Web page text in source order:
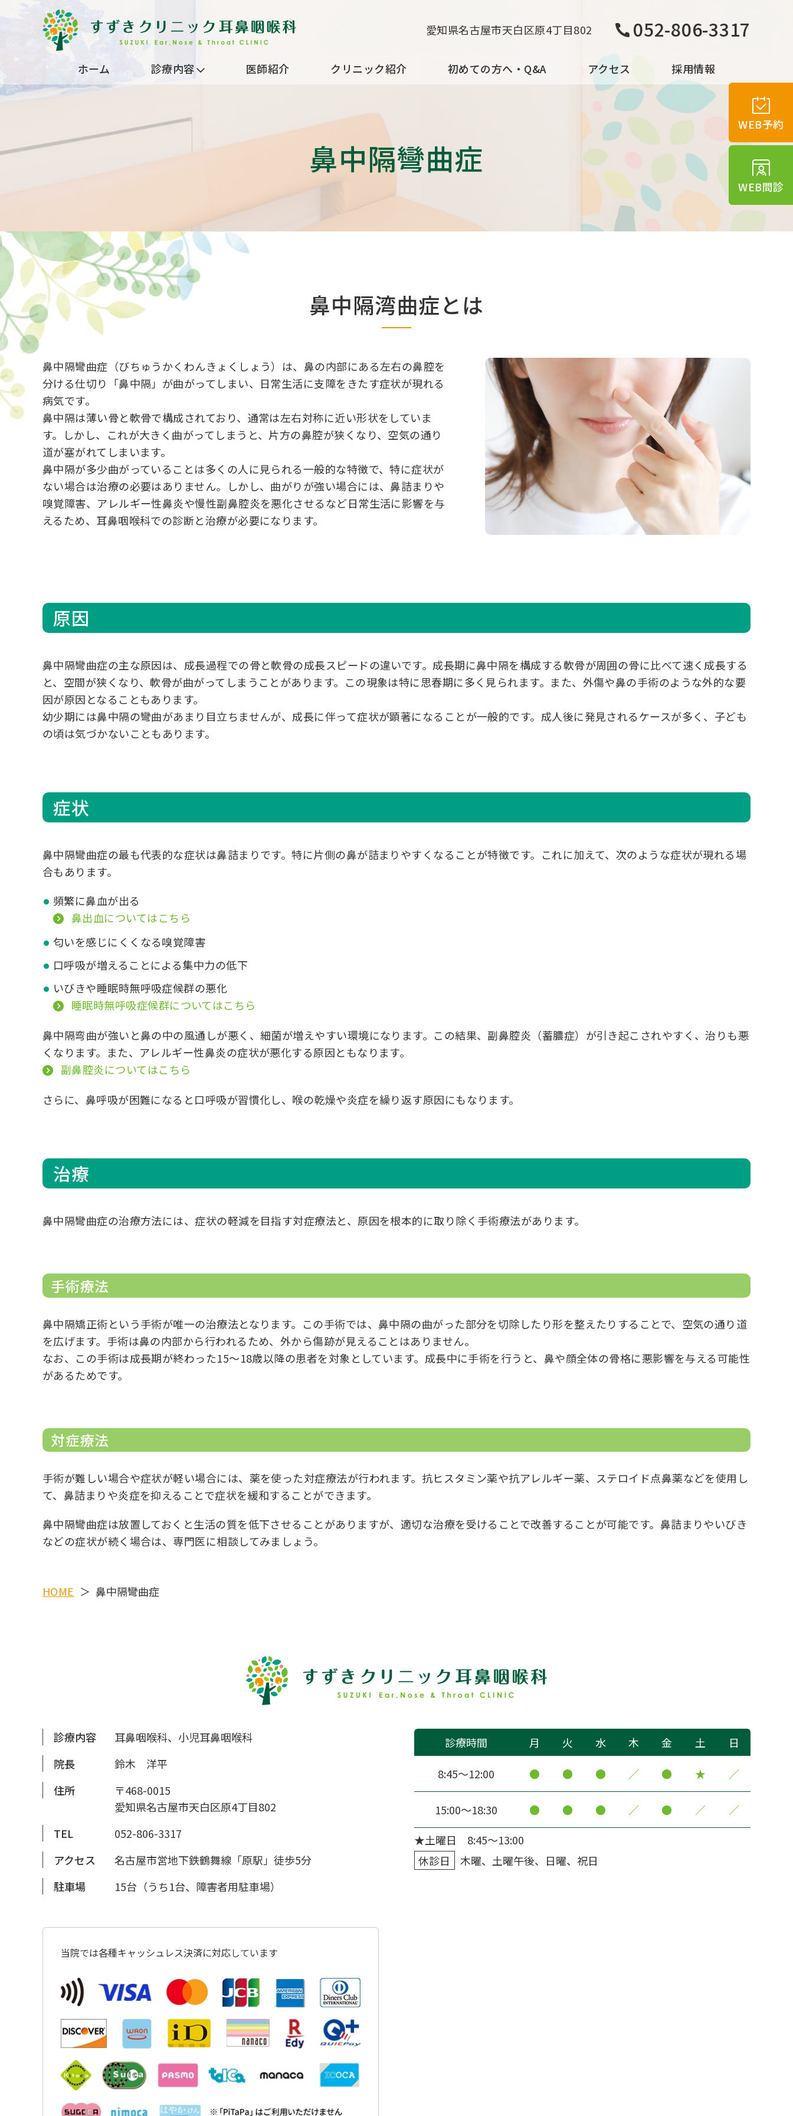
愛知県名古屋市天白区原4丁目802 052-806-3317
WEB予約
WEB問診
ホーム 診療内容 医師紹介 クリニック紹介 初めての方へ・Q&A アクセス 採用情報
鼻中隔彎曲症
鼻中隔湾曲症とは
鼻中隔彎曲症（びちゅうかくわんきょくしょう）は、鼻の内部にある左右の鼻腔を
分ける仕切り「鼻中隔」が曲がってしまい、日常生活に支障をきたす症状が現れる
病気です。
鼻中隔は薄い骨と軟骨で構成されており、通常は左右対称に近い形状をしていま
す。しかし、これが大きく曲がってしまうと、片方の鼻腔が狭くなり、空気の通り
道が塞がれてしまいます。
鼻中隔が多少曲がっていることは多くの人に見られる一般的な特徴で、特に症状が
ない場合は治療の必要はありません。しかし、曲がりが強い場合には、鼻詰まりや
嗅覚障害、アレルギー性鼻炎や慢性副鼻腔炎を悪化させるなど日常生活に影響を与
えるため、耳鼻咽喉科での診断と治療が必要になります。
原因
鼻中隔彎曲症の主な原因は、成長過程での骨と軟骨の成長スピードの違いです。成長期に鼻中隔を構成する軟骨が周囲の骨に比べて速く成長する
と、空間が狭くなり、軟骨が曲がってしまうことがあります。この現象は特に思春期に多く見られます。また、外傷や鼻の手術のような外的な要
因が原因となることもあります。
幼少期には鼻中隔の彎曲があまり目立ちませんが、成長に伴って症状が顕著になることが一般的です。成人後に発見されるケースが多く、子ども
の頃は気づかないこともあります。
症状
鼻中隔彎曲症の最も代表的な症状は鼻詰まりです。特に片側の鼻が詰まりやすくなることが特徴です。これに加えて、次のような症状が現れる場
合もあります。
頻繁に鼻血が出る
鼻出血についてはこちら
匂いを感じにくくなる嗅覚障害
口呼吸が増えることによる集中力の低下
いびきや睡眠時無呼吸症候群の悪化
睡眠時無呼吸症候群についてはこちら
鼻中隔弯曲が強いと鼻の中の風通しが悪く、細菌が増えやすい環境になります。この結果、副鼻腔炎（蓄膿症）が引き起こされやすく、治りも悪
くなります。また、アレルギー性鼻炎の症状が悪化する原因ともなります。
副鼻腔炎についてはこちら
さらに、鼻呼吸が困難になると口呼吸が習慣化し、喉の乾燥や炎症を繰り返す原因にもなります。
治療
鼻中隔彎曲症の治療方法には、症状の軽減を目指す対症療法と、原因を根本的に取り除く手術療法があります。
手術療法
鼻中隔矯正術という手術が唯一の治療法となります。この手術では、鼻中隔の曲がった部分を切除したり形を整えたりすることで、空気の通り道
を広げます。手術は鼻の内部から行われるため、外から傷跡が見えることはありません。
なお、この手術は成長期が終わった15～18歳以降の患者を対象としています。成長中に手術を行うと、鼻や顔全体の骨格に悪影響を与える可能性
があるためです。
対症療法
手術が難しい場合や症状が軽い場合には、薬を使った対症療法が行われます。抗ヒスタミン薬や抗アレルギー薬、ステロイド点鼻薬などを使用し
て、鼻詰まりや炎症を抑えることで症状を緩和することができます。
鼻中隔彎曲症は放置しておくと生活の質を低下させることがありますが、適切な治療を受けることで改善することが可能です。鼻詰まりやいびき
などの症状が続く場合は、専門医に相談してみましょう。
HOME 鼻中隔彎曲症
診療内容
耳鼻咽喉科、小児耳鼻咽喉科
院長
鈴木 洋平
住所
〒468-0015
愛知県名古屋市天白区原4丁目802
TEL
052-806-3317
アクセス
名古屋市営地下鉄鶴舞線「原駅」徒歩5分
駐車場
15台（うち1台、障害者用駐車場）
当院では各種キャッシュレス決済に対応しています
★土曜日 8:45～13:00
休診日
木曜、土曜午後、日曜、祝日
診療時間 月 火 水 木 金 土 日
8:45〜12:00 ● ● ● ／ ● ★ ／
15:00〜18:30 ● ● ● ／ ● ／ ／